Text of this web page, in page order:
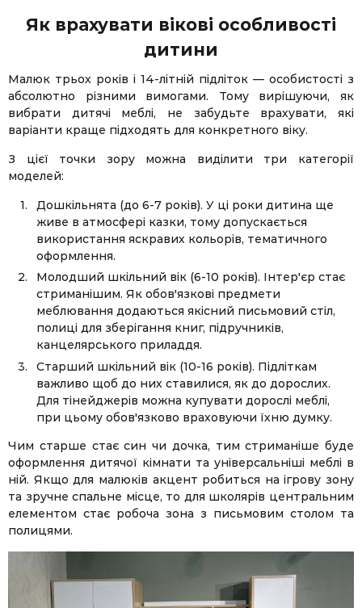
Як врахувати вікові особливості
дитини
Малюк трьох років і 14-літній підліток — особистості з
абсолютно різними вимогами. Тому вирішуючи, як
вибрати дитячі меблі, не забудьте врахувати, які
варіанти краще підходять для конкретного віку.
З цієї точки зору можна виділити три категорії
моделей:
Дошкільнята (до 6-7 років). У ці роки дитина ще
живе в атмосфері казки, тому допускається
використання яскравих кольорів, тематичного
оформлення.
Молодший шкільний вік (6-10 років). Інтер'єр стає
стриманішим. Як обов'язкові предмети
меблювання додаються якісний письмовий стіл,
полиці для зберігання книг, підручників,
канцелярського приладдя.
Старший шкільний вік (10-16 років). Підліткам
важливо щоб до них ставилися, як до дорослих.
Для тінейджерів можна купувати дорослі меблі,
при цьому обов'язково враховуючи їхню думку.
Чим старше стає син чи дочка, тим стриманіше буде
оформлення дитячої кімнати та універсальніші меблі в
ній. Якщо для малюків акцент робиться на ігрову зону
та зручне спальне місце, то для школярів центральним
елементом стає робоча зона з письмовим столом та
полицями.
Facebook
TwitterWhatsApp
ViberTelegram